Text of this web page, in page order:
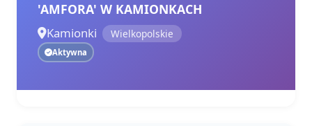
'AMFORA' W KAMIONKACH
Kamionki Wielkopolskie
Aktywna